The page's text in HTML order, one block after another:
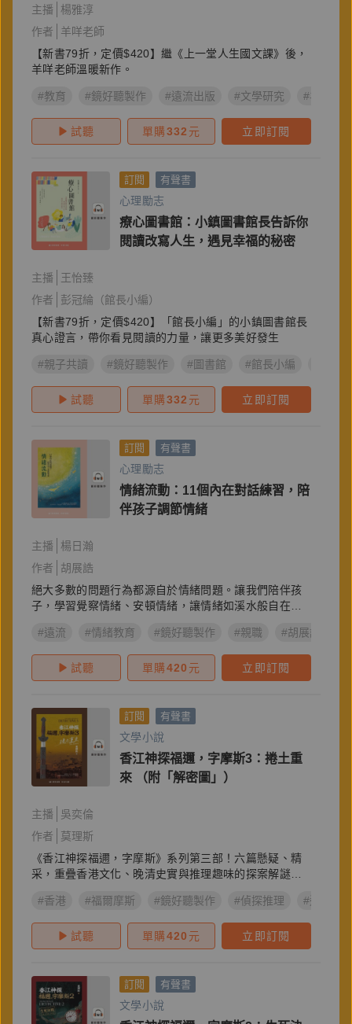
主播
楊雅淳
作者
羊咩老師
【新書79折，定價$420】繼《上一堂人生國文課》後，
羊咩老師溫暖新作。
#教育 #鏡好聽製作 #遠流出版 #文學研究 #羊咩老
試聽 單購332 元 立即訂閱
訂閱 有聲書
心理勵志
療心圖書館：小鎮圖書館長告訴你
閱讀改寫人生，遇見幸福的秘密
主播
王怡臻
作者
彭冠綸（館長小編）
【新書79折，定價$420】「館長小編」的小鎮圖書館長
真心證言，帶你看見閱讀的力量，讓更多美好發生
#親子共讀 #鏡好聽製作 #圖書館 #館長小編
試聽 單購332 元 立即訂閱
訂閱 有聲書
心理勵志
情緒流動：11個內在對話練習，陪
伴孩子調節情緒
主播
楊日瀚
作者
胡展誥
絕大多數的問題行為都源自於情緒問題。讓我們陪伴孩
子，學習覺察情緒、安頓情緒，讓情緒如溪水般自在流
#遠流
#情緒教育 #鏡好聽製作 #親職 #胡展誥
試聽 單購420 元 立即訂閱
訂閱 有聲書
文學小說
香江神探福邇，字摩斯3：捲土重
來 （附「解密圖」）
主播
吳奕倫
作者
莫理斯
《香江神探福邇，字摩斯》系列第三部！六篇懸疑、精
采，重疊香港文化、晚清史實與推理趣味的探案解謎小
#香港
#福爾摩斯 #鏡好聽製作 #偵探推理 #遠流出
試聽 單購420 元 立即訂閱
訂閱 有聲書
文學小說